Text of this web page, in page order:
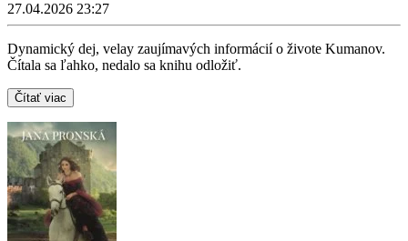
27.04.2026 23:27
Dynamický dej, velay zaujímavých informácií o živote Kumanov.
Čítala sa ľahko, nedalo sa knihu odložiť.
Čítať viac